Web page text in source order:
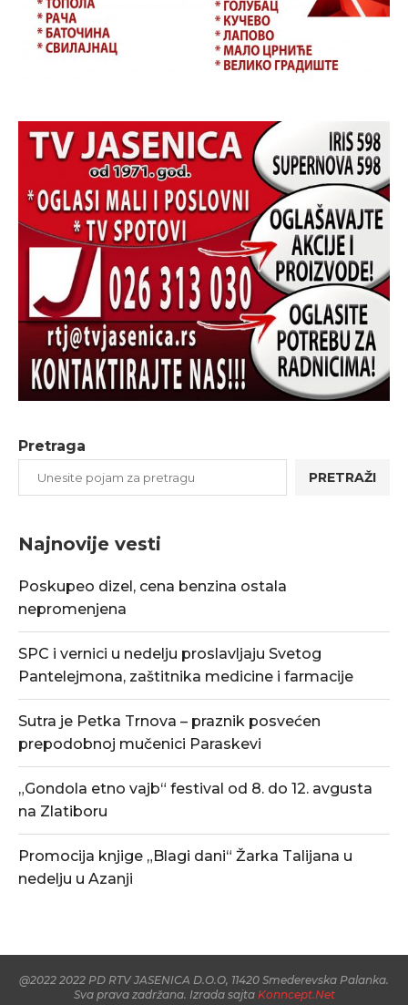
Pretraga
PRETRAŽI
Najnovije vesti
Poskupeo dizel, cena benzina ostala
nepromenjena
SPC i vernici u nedelju proslavljaju Svetog
Pantelejmona, zaštitnika medicine i farmacije
Sutra je Petka Trnova – praznik posvećen
prepodobnoj mučenici Paraskevi
„Gondola etno vajb“ festival od 8. do 12. avgusta
na Zlatiboru
Promocija knjige „Blagi dani“ Žarka Talijana u
nedelju u Azanji
@2022 2022 PD RTV JASENICA D.O.O, 11420 Smederevska Palanka.
Sva prava zadržana. Izrada sajta Konncept.Net